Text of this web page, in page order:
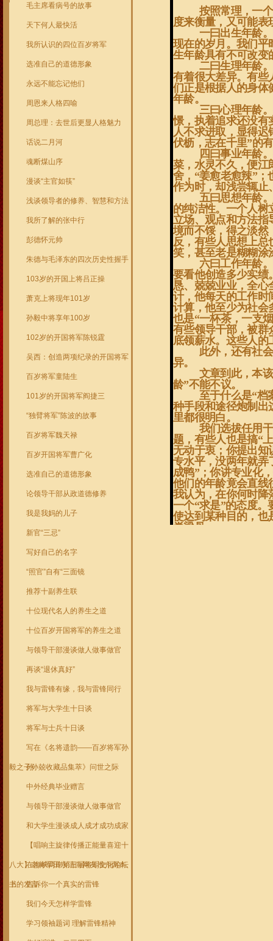
毛主席看病号的故事
天下何人最快活
我所认识的四位百岁将军
选准自己的道德形象
永远不能忘记他们
周恩来人格四喻
周总理：去世后更显人格魅力
话说二月河
魂断煤山序
漫谈“主官如筷”
浅谈领导者的修养、智慧和方法
我所了解的张中行
彭德怀元帅
朱德与毛泽东的四次历史性握手
103岁的开国上将吕正操
萧克上将现年101岁
孙毅中将享年100岁
102岁的开国将军陈锐霆
吴西：创造两项纪录的开国将军
百岁将军童陆生
101岁的开国将军阎捷三
“独臂将军”陈波的故事
百岁将军魏天禄
百岁开国将军曹广化
选准自己的道德形象
论领导干部从政道德修养
我是我妈的儿子
新官“三忌”
写好自己的名字
“照官”自有“三面镜
推荐十副养生联
十位现代名人的养生之道
十位百岁开国将军的养生之道
与领导干部漫谈做人做事做官
再谈“退休真好”
我与雷锋有缘，我与雷锋同行
将军与大学生十日谈
将军与士兵十日谈
写在《名将遗韵——百岁将军孙
毅之子孙兢收藏品集萃》问世之际
孙
中外经典毕业赠言
与领导干部漫谈做人做事做官
和大学生漫谈成人成才成功成家
【唱响主旋律传播正能量喜迎十
八大】老将军田永清向网友推介两本
书
在海峡两岸第三届将军文化论坛
上的发言告诉你一个真实的雷锋
我们今天怎样学雷锋
学习领袖题词 理解雷锋精神
按照常理，一
度来衡量，又可能表
一曰出生年龄
现在的岁月。我们平
生年龄具有不可改变
二曰生理年龄
有着很大差异。有些
们正是根据人的身体
年龄。
三曰心理年龄
憬，执着追求还没有
人不求进取，显得
伏枥，志在千里”的
四曰事业年龄
菜，水灵不久，便江
舍，“姜愈老愈辣”；
作为时，却浅尝辄止
五曰思想年龄
的纯洁性。一个人树
立场、观点和方法指
境而不馁，得之淡然
反，有些人思想上
笑，甚至老是糊糊涂
六曰工作年龄
要看他创造多少实绩
恳、兢兢业业，全心
计，他每天的工作时
计算，他至少为社会
也是“一杯茶，一支
有些领导干部，被群
底领薪水。这些人
此外，还有社
异。
文章到此，本
龄”不能不议。
至于什么是“档
种手段和途径炮制出
里都很明白。
我们选拔任用
题，有些人也是搞“
无动于衷；你提出知
专水平，没两年就弄
成鸭”；你讲专业化
他们的年龄竟会直线
我认为，在你何时降
一个“求是”的态度。
使达到某种目的，也
脊梁骨。